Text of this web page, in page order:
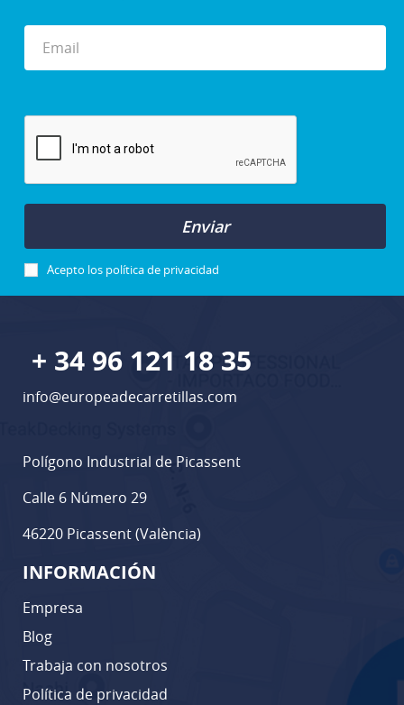
Enviar
Acepto los política de privacidad
+ 34 96 121 18 35
info@europeadecarretillas.com
Polígono Industrial de Picassent
Calle 6 Número 29
46220 Picassent (València)
INFORMACIÓN
Empresa
Blog
Trabaja con nosotros
Política de privacidad